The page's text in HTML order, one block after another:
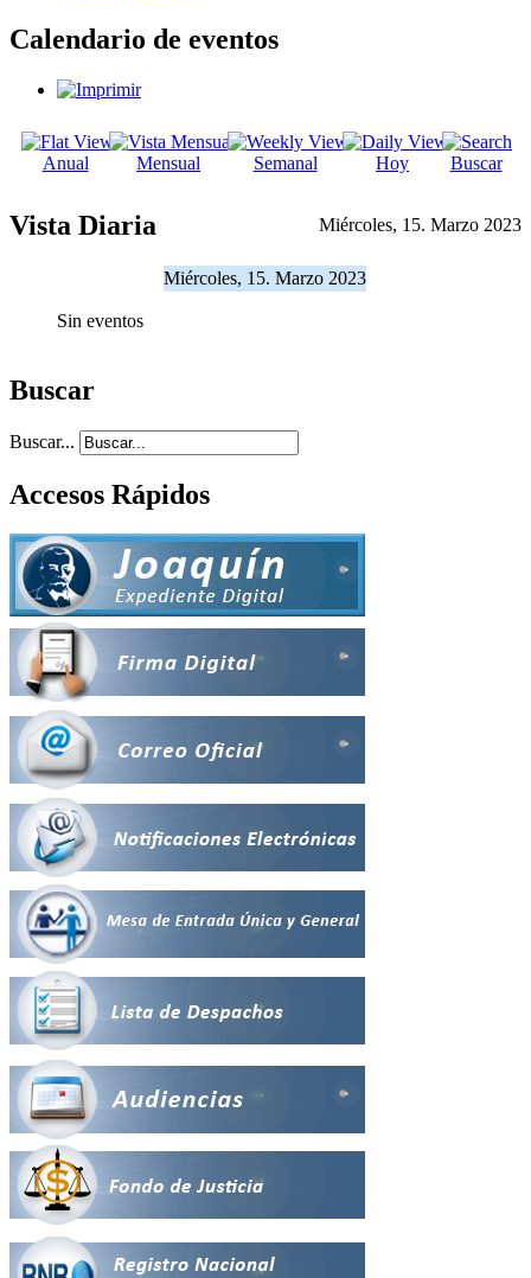
Calendario de eventos
Anual Mensual Semanal Hoy Buscar
Vista Diaria Miércoles, 15. Marzo 2023
Miércoles, 15. Marzo 2023
Sin eventos
Buscar
Buscar...
Accesos Rápidos